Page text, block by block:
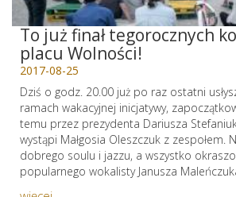
To już finał tegorocznych
placu Wolności!
2017-08-25
Dziś o godz. 20.00 już po raz ostatni
ramach wakacyjnej inicjatywy,
temu przez prezydenta Dariusza
wystąpi Małgosia Oleszczuk z zespołem.
dobrego soulu i jazzu, a wszystko
popularnego wokalisty Janusza